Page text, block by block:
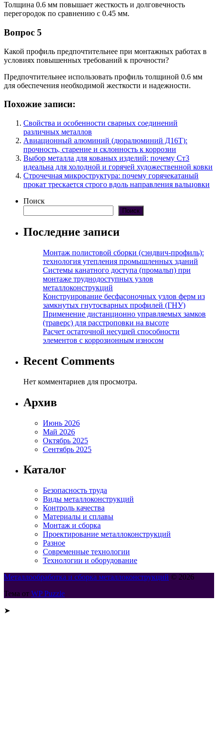
Толщина 0.6 мм повышает жесткость и долговечность
перегородок по сравнению с 0.45 мм.
Вопрос 5
Какой профиль предпочтительнее при монтажных работах в
условиях повышенных требований к прочности?
Предпочтительнее использовать профиль толщиной 0.6 мм
для обеспечения необходимой жесткости и надежности.
Похожие записи:
Свойства и особенности сварных соединений
различных металлов
Авиационный алюминий (дюралюминий Д16Т):
прочность, старение и склонность к коррозии
Выбор металла для кованых изделий: почему Ст3
идеальна для холодной и горячей художественной ковки
Строчечная микроструктура: почему горячекатаный
прокат трескается строго вдоль направления вальцовки
Поиск
Поиск
Последние записи
Монтаж полистовой сборки (сэндвич-профиль):
технология утепления промышленных зданий
Системы канатного доступа (промальп) при
монтаже труднодоступных узлов
металлоконструкций
Конструирование бесфасоночных узлов ферм из
замкнутых гнутосварных профилей (ГНУ)
Применение дистанционно управляемых замков
(траверс) для расстроповки на высоте
Расчет остаточной несущей способности
элементов с коррозионным износом
Recent Comments
Нет комментариев для просмотра.
Архив
Июнь 2026
Май 2026
Октябрь 2025
Сентябрь 2025
Каталог
Безопасность труда
Виды металлоконструкций
Контроль качества
Материалы и сплавы
Монтаж и сборка
Проектирование металлоконструкций
Разное
Современные технологии
Технологии и оборудование
Металлообработка и сборка металлоконструкций © 2026
Тема от WP Puzzle
➤